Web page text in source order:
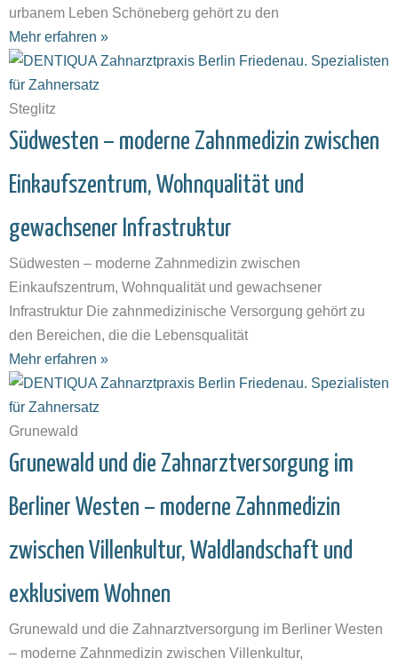
urbanem Leben Schöneberg gehört zu den
Mehr erfahren »
Steglitz
Südwesten – moderne Zahnmedizin zwischen
Einkaufszentrum, Wohnqualität und
gewachsener Infrastruktur
Südwesten – moderne Zahnmedizin zwischen
Einkaufszentrum, Wohnqualität und gewachsener
Infrastruktur Die zahnmedizinische Versorgung gehört zu
den Bereichen, die die Lebensqualität
Mehr erfahren »
Grunewald
Grunewald und die Zahnarztversorgung im
Berliner Westen – moderne Zahnmedizin
zwischen Villenkultur, Waldlandschaft und
exklusivem Wohnen
Grunewald und die Zahnarztversorgung im Berliner Westen
– moderne Zahnmedizin zwischen Villenkultur,